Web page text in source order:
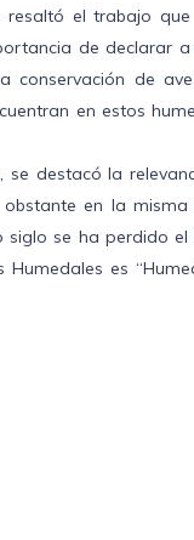
el trabajo
de declarar a
conservación de
en estos
se destacó la
en la misma
se ha perdido
es